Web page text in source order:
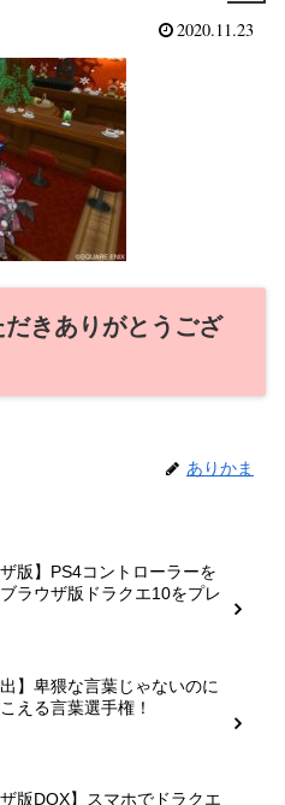
2020.11.23
きありがとうござ
ありかま
ザ版】PS4コントローラーを
ラウザ版ドラクエ10をプレ
出】卑猥な言葉じゃないのに
える言葉選手権！
ザ版DQX】スマホでドラクエ